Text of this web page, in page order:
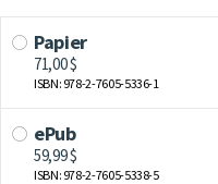
Papier
71,00 $
ISBN: 978-2-7605-5336-1
ePub
59,99 $
ISBN: 978-2-7605-5338-5